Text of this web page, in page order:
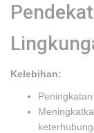
Kelebihan: